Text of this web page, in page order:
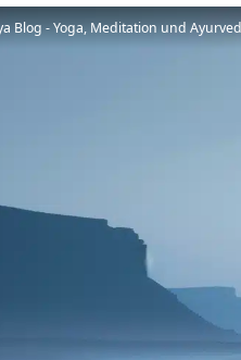
Blog - Yoga, Meditation und